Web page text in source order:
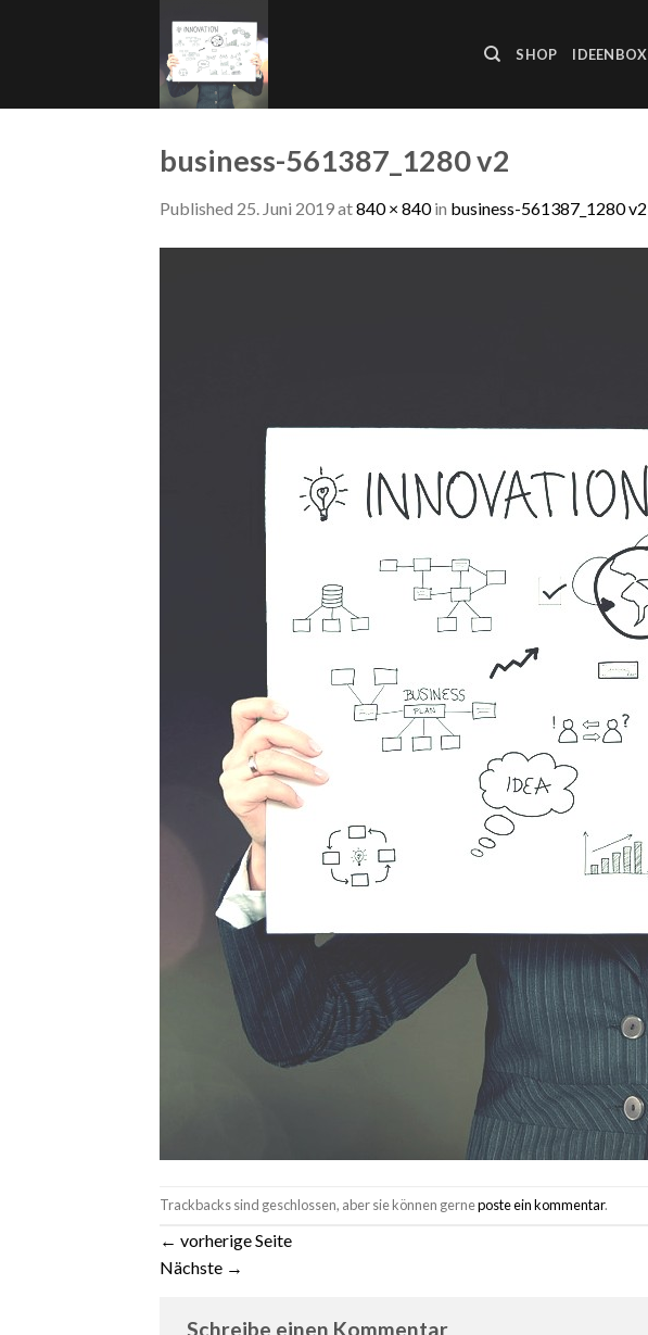
SHOP IDEENBOX
business-561387_1280 v2
Published 25. Juni 2019at840 × 840in business-561387_1280 v2
Trackbacks sind geschlossen, aber sie können gerneposte ein kommentar.
← vorherige Seite
Nächste →
Schreibe einen Kommentar